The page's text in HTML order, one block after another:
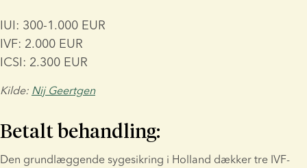
IUI: 300-1.000 EUR
IVF: 2.000 EUR
ICSI: 2.300 EUR
Kilde: Nij Geertgen
Betalt behandling:
Den grundlæggende sygesikring i Holland dækker tre IVF-